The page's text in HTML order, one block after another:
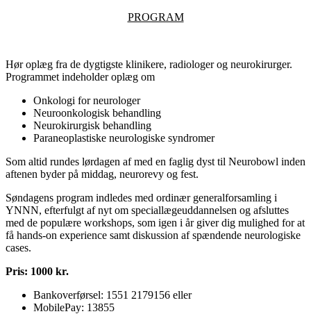
PROGRAM
Hør oplæg fra de dygtigste klinikere, radiologer og neurokirurger.
Programmet indeholder oplæg om
Onkologi for neurologer
Neuroonkologisk behandling
Neurokirurgisk behandling
Paraneoplastiske neurologiske syndromer
Som altid rundes lørdagen af med en faglig dyst til Neurobowl inden
aftenen byder på middag, neurorevy og fest.
Søndagens program indledes med ordinær generalforsamling i
YNNN, efterfulgt af nyt om speciallægeuddannelsen og afsluttes
med de populære workshops, som igen i år giver dig mulighed for at
få hands-on experience samt diskussion af spændende neurologiske
cases.
Pris: 1000 kr.
Bankoverførsel: 1551 2179156 eller
MobilePay: 13855